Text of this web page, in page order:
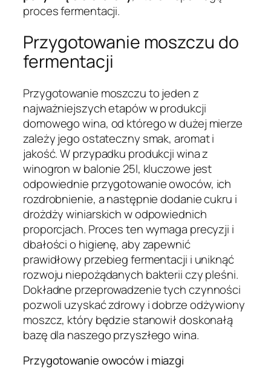
proces fermentacji.
Przygotowanie moszczu do
fermentacji
Przygotowanie moszczu to jeden z
najważniejszych etapów w produkcji
domowego wina, od którego w dużej mierze
zależy jego ostateczny smak, aromat i
jakość. W przypadku produkcji wina z
winogron w balonie 25l, kluczowe jest
odpowiednie przygotowanie owoców, ich
rozdrobnienie, a następnie dodanie cukru i
drożdży winiarskich w odpowiednich
proporcjach. Proces ten wymaga precyzji i
dbałości o higienę, aby zapewnić
prawidłowy przebieg fermentacji i uniknąć
rozwoju niepożądanych bakterii czy pleśni.
Dokładne przeprowadzenie tych czynności
pozwoli uzyskać zdrowy i dobrze odżywiony
moszcz, który będzie stanowił doskonałą
bazę dla naszego przyszłego wina.
Przygotowanie owoców i miazgi